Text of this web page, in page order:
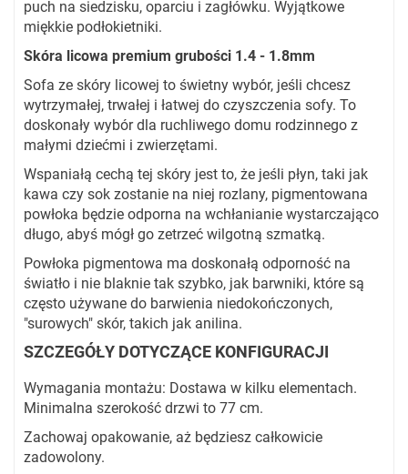
puch na siedzisku, oparciu i zagłówku. Wyjątkowe
miękkie podłokietniki.
Skóra licowa premium grubości 1.4 - 1.8mm
Sofa ze skóry licowej to świetny wybór, jeśli chcesz
wytrzymałej, trwałej i łatwej do czyszczenia sofy. To
doskonały wybór dla ruchliwego domu rodzinnego z
małymi dziećmi i zwierzętami.
Wspaniałą cechą tej skóry jest to, że jeśli płyn, taki jak
kawa czy sok zostanie na niej rozlany, pigmentowana
powłoka będzie odporna na wchłanianie wystarczająco
długo, abyś mógł go zetrzeć wilgotną szmatką.
Powłoka pigmentowa ma doskonałą odporność na
światło i nie blaknie tak szybko, jak barwniki, które są
często używane do barwienia niedokończonych,
"surowych" skór, takich jak anilina.
SZCZEGÓŁY DOTYCZĄCE KONFIGURACJI
Wymagania montażu: Dostawa w kilku elementach.
Minimalna szerokość drzwi to 77 cm.
Zachowaj opakowanie, aż będziesz całkowicie
zadowolony.